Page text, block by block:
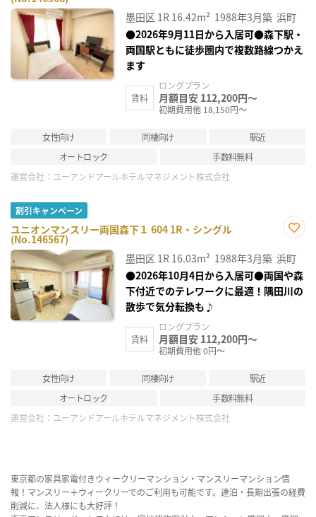
に入
り登
録
墨田区 1R 16.42m² 1988年3月築 浜町
●2026年9月11日から入居可●森下駅・
両国駅ともに徒歩圏内で複数路線つかえ
ます
賃料
ロングプラン
月額目安 112,200円～
初期費用他 18,150円～
女性向け 同棲向け
駅近
オートロック
手数料無料
運営会社： ユーアンドアールホテルマネジメント株式会社
割引キャンペーン
ユニオンマンスリー両国森下１ 604 1R・シングル
(No.146567)
に入
り登
録
墨田区 1R 16.03m² 1988年3月築 浜町
●2026年10月4日から入居可●両国や森
下付近でのテレワークに最適！隅田川の
散歩で気分転換も♪
賃料
ロングプラン
月額目安 112,200円～
初期費用他 0円～
女性向け 同棲向け
駅近
オートロック
手数料無料
運営会社： ユーアンドアールホテルマネジメント株式会社
東京都の家具家電付きウィークリーマンション・マンスリーマンション情
報！マンスリー＋ウィークリーでのご利用も可能です。連泊・長期出張の経費
削減に、法人様にも大好評！